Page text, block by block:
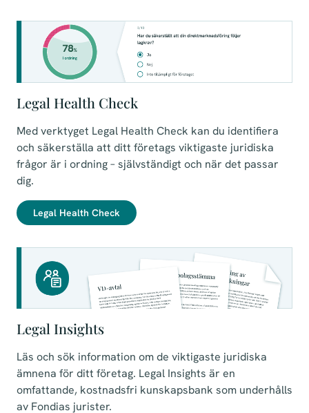
Legal Health Check
Med verktyget Legal Health Check kan du identifiera
och säkerställa att ditt företags viktigaste juridiska
frågor är i ordning – självständigt och när det passar
dig.
Legal Health Check
Legal Insights
Läs och sök information om de viktigaste juridiska
ämnena för ditt företag. Legal Insights är en
omfattande, kostnadsfri kunskapsbank som underhålls
av Fondias jurister.